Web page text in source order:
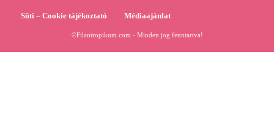
Süti – Cookie tájékoztató Médiaajánlat
©Filantropikum.com - Minden jog fenntartva!